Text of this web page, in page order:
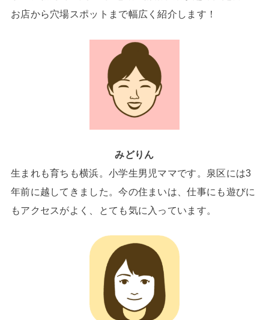
お店から穴場スポットまで幅広く紹介します！
みどりん
生まれも育ちも横浜。小学生男児ママです。泉区には3
年前に越してきました。今の住まいは、仕事にも遊びに
もアクセスがよく、とても気に入っています。